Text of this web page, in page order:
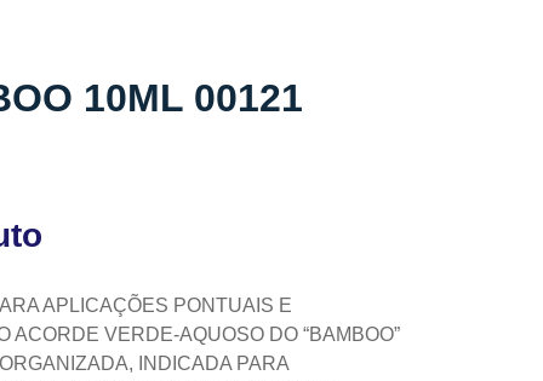
10ML 00121
APLICAÇÕES PONTUAIS E
VERDE‑AQUOSO DO “BAMBOO”
INDICADA PARA